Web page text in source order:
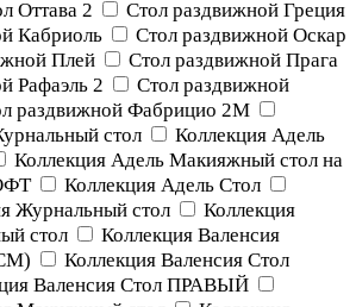
Оттава 2
Стол раздвижной Греция
Кабриоль
Стол раздвижной Оскар
Плей
Стол раздвижной Прага
Рафаэль 2
Стол раздвижной
раздвижной Фабрицио 2М
стол
Коллекция Адель
Коллекция Адель Макияжный стол на
Коллекция Адель Стол
Журнальный стол
Коллекция
стол
Коллекция Валенсия
Коллекция Валенсия Стол
Валенсия Стол ПРАВЫЙ